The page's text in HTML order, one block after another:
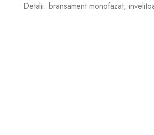
• Detalii: bransament monofazat,